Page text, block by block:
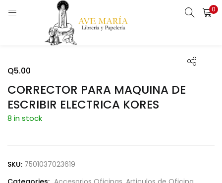
0
ENTRAR REGISTRARSE
CORRECTOR PARA MAQUINA DE
ESCRIBIR ELECTRICA KORES
Q5.00
8 in stock
SKU: 7501037023619